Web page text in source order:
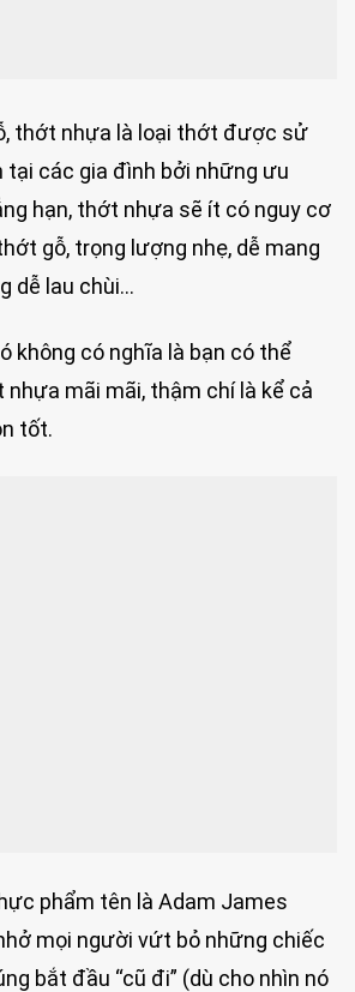
thớt nhựa là loại thớt được sử
tại các gia đình bởi những ưu
hạn, thớt nhựa sẽ ít có nguy cơ
gỗ, trọng lượng nhẹ, dễ mang
dễ lau chùi…
không có nghĩa là bạn có thể
mãi mãi, thậm chí là kể cả
tốt.
phẩm tên là Adam James
mọi người vứt bỏ những chiếc
bắt đầu “cũ đi” (dù cho nhìn nó